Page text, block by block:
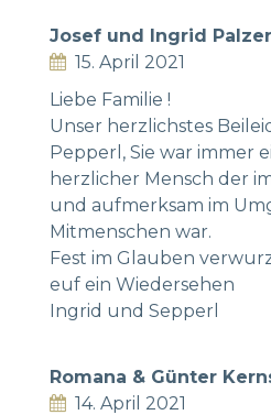
Josef und Ingrid Palzer
15. April 2021
Liebe Familie !
Unser herzlichstes
Pepperl, Sie war immer
herzlicher Mensch der
und aufmerksam im
Mitmenschen war.
Fest im Glauben
euf ein Wiedersehen
Ingrid und Sepperl
Romana & Günter
14. April 2021